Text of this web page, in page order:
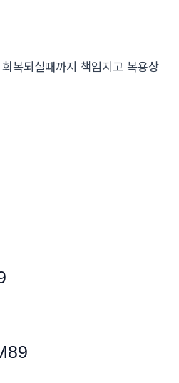
복되실때까지 책임지고 복용상